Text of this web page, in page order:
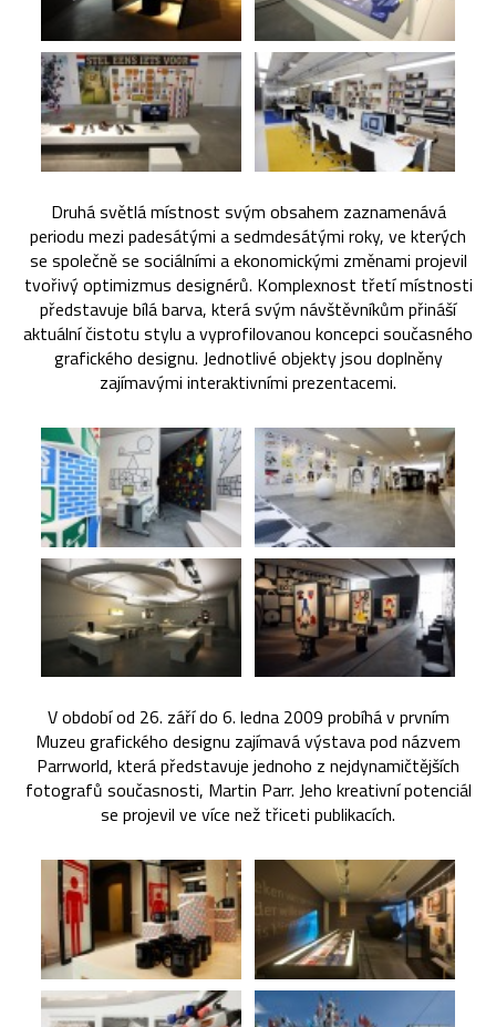
Druhá světlá místnost svým obsahem zaznamenává
periodu mezi padesátými a sedmdesátými roky, ve kterých
se společně se sociálními a ekonomickými změnami projevil
tvořivý optimizmus designérů. Komplexnost třetí místnosti
představuje bílá barva, která svým návštěvníkům přináší
aktuální čistotu stylu a vyprofilovanou koncepci současného
grafického designu. Jednotlivé objekty jsou doplněny
zajímavými interaktivními prezentacemi.
V období od 26. září do 6. ledna 2009 probíhá v prvním
Muzeu grafického designu zajímavá výstava pod názvem
Parrworld, která představuje jednoho z nejdynamičtějších
fotografů současnosti, Martin Parr. Jeho kreativní potenciál
se projevil ve více než třiceti publikacích.